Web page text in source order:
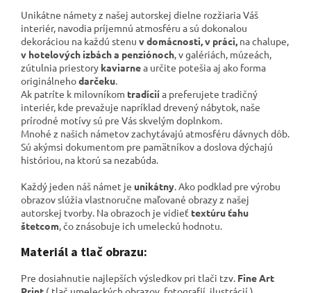
Unikátne námety z našej autorskej dielne rozžiaria Váš
interiér, navodia príjemnú atmosféru a sú dokonalou
dekoráciou na každú stenu v domácnosti, v práci, na chalupe,
v hotelových izbách a penziónoch, v galériách, múzeách,
zútulnia priestory kaviarnea určite potešia aj ako forma
originálnehodarčeku.
Ak patríte k milovníkom tradíciía preferujete tradičný
interiér, kde prevažuje napríklad drevený nábytok, naše
prírodné motívy sú pre Vás skvelým doplnkom.
Mnohé z našich námetov zachytávajú atmosféru dávnych dôb.
Sú akýmsi dokumentom pre pamätníkov adoslova dýchajú
históriou, na ktorú sa nezabúda.
Každý jeden náš námet je unikátny. Ako podklad pre výrobu
obrazov slúžia vlastnoručne maľované obrazy z našej
autorskej tvorby. Na obrazoch je vidieť textúru ťahu
štetcom, čo znásobuje ich umeleckú hodnotu.
Materiál a tlač obrazu:
Pre dosiahnutie najlepších výsledkov pri tlači tzv. Fine Art